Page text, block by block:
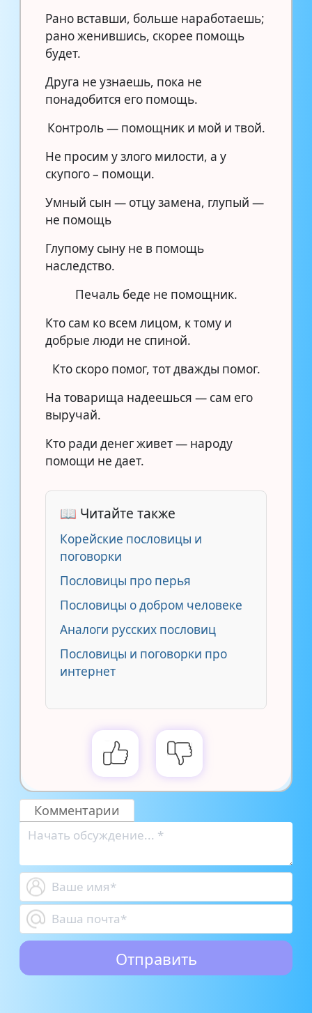
Рано вставши, больше наработаешь;
рано женившись, скорее помощь
будет.
Друга не узнаешь, пока не
понадобится его помощь.
Контроль — помощник и мой и твой.
Не просим у злого милости, а у
скупого – помощи.
Умный сын — отцу замена, глупый —
не помощь
Глупому сыну не в помощь
наследство.
Печаль беде не помощник.
Кто сам ко всем лицом, к тому и
добрые люди не спиной.
Кто скоро помог, тот дважды помог.
На товарища надеешься — сам его
выручай.
Кто ради денег живет — народу
помощи не дает.
📖 Читайте также
Корейские пословицы и
поговорки
Пословицы про перья
Пословицы о добром человеке
Аналоги русских пословиц
Пословицы и поговорки про
интернет
Комментарии